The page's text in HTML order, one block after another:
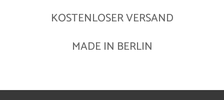
KOSTENLOSER VERSAND
MADE IN BERLIN